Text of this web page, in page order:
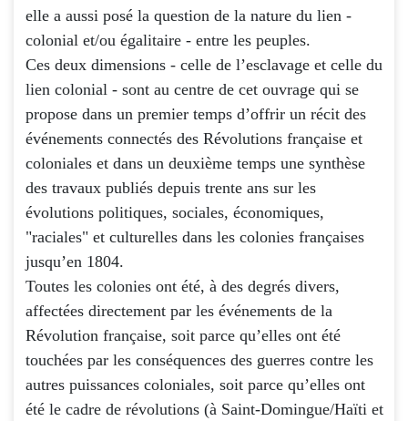
elle a aussi posé la question de la nature du lien -
colonial et/ou égalitaire - entre les peuples.
Ces deux dimensions - celle de l’esclavage et celle du
lien colonial - sont au centre de cet ouvrage qui se
propose dans un premier temps d’offrir un récit des
événements connectés des Révolutions française et
coloniales et dans un deuxième temps une synthèse
des travaux publiés depuis trente ans sur les
évolutions politiques, sociales, économiques,
"raciales" et culturelles dans les colonies françaises
jusqu’en 1804.
Toutes les colonies ont été, à des degrés divers,
affectées directement par les événements de la
Révolution française, soit parce qu’elles ont été
touchées par les conséquences des guerres contre les
autres puissances coloniales, soit parce qu’elles ont
été le cadre de révolutions (à Saint-Domingue/Haïti et